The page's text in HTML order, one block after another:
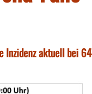
Inzidenz aktuell bei